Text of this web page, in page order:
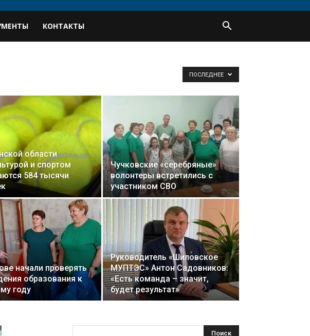
КОНТАКТЫ
ПОСЛЕДНЕЕ
области
и спортом
584 тысячи
Чучковские «серебряные»
волонтеры встретились с
участником СВО
начали проверять
образования к
году
Руководитель «Шиловское
МУПТЭС» Антон Садовников:
«Есть команда – значит,
будет результат»